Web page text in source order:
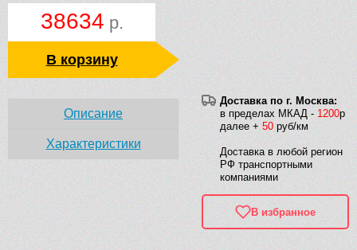
38634 р.
В корзину
Доставка по г. Москва:
в пределах МКАД - 1200р
далее + 50 руб/км
Доставка в любой регион
РФ транспортными
компаниями
В избранное
Описание
Характеристики